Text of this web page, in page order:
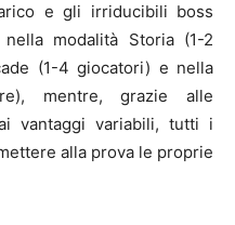
e gli irriducibili boss
nella modalità Storia (1-2
(1-4 giocatori) e nella
mentre, grazie alle
vantaggi variabili, tutti i
alla prova le proprie